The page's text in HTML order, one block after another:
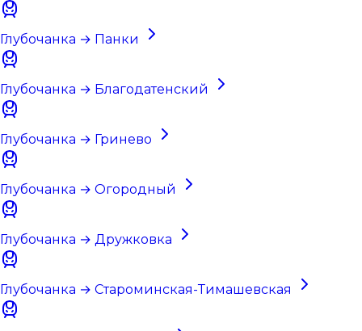
Глубочанка → Панки
Глубочанка → Благодатенский
Глубочанка → Гринево
Глубочанка → Огородный
Глубочанка → Дружковка
Глубочанка → Староминская-Тимашевская